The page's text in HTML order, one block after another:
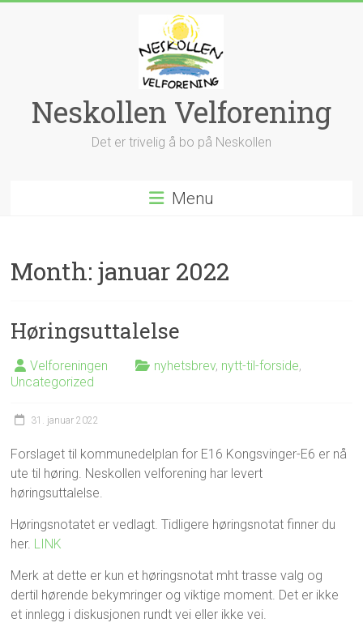
Neskollen Velforening
Det er trivelig å bo på Neskollen
Menu
Month:januar 2022
Høringsuttalelse
Velforeningen nyhetsbrev, nytt-til-forside,
Uncategorized
31. januar 2022
Forslaget til kommunedelplan for E16 Kongsvinger-E6 er nå
ute til høring. Neskollen velforening har levert
høringsuttalelse.
Høringsnotatet er vedlagt. Tidligere høringsnotat finner du
her. LINK
Merk at dette er kun et høringsnotat mht trasse valg og
dertil hørende bekymringer og viktige moment. Det er ikke
et innlegg i diskusjonen rundt vei eller ikke vei.